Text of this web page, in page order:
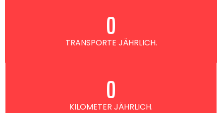
TRANSPORTE JÄHRLICH.
0
KILOMETER JÄHRLICH.
0